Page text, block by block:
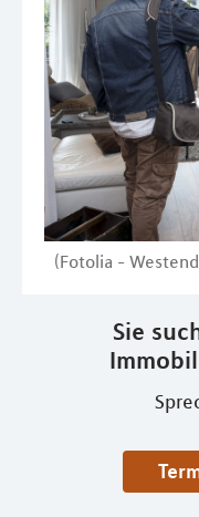
(Fotolia -
Sie